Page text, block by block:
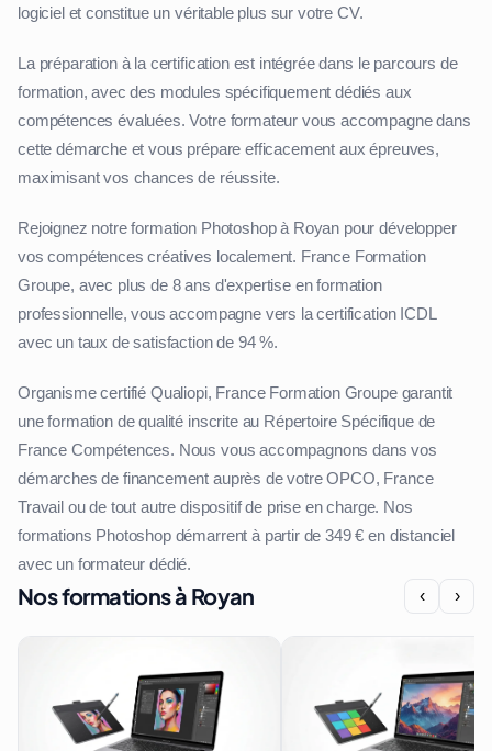
logiciel et constitue un véritable plus sur votre CV.
La préparation à la certification est intégrée dans le parcours de
formation, avec des modules spécifiquement dédiés aux
compétences évaluées. Votre formateur vous accompagne dans
cette démarche et vous prépare efficacement aux épreuves,
maximisant vos chances de réussite.
Rejoignez notre formation Photoshop à Royan pour développer
vos compétences créatives localement. France Formation
Groupe, avec plus de 8 ans d'expertise en formation
professionnelle, vous accompagne vers la certification ICDL
avec un taux de satisfaction de 94 %.
Organisme certifié Qualiopi, France Formation Groupe garantit
une formation de qualité inscrite au Répertoire Spécifique de
France Compétences. Nous vous accompagnons dans vos
démarches de financement auprès de votre OPCO, France
Travail ou de tout autre dispositif de prise en charge. Nos
formations Photoshop démarrent à partir de 349 € en distanciel
avec un formateur dédié.
Nos formations à Royan ‹ ›